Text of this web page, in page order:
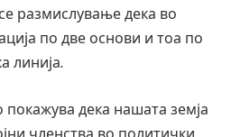
размислување дека во
по две основи и тоа по
линија.
дека нашата земја